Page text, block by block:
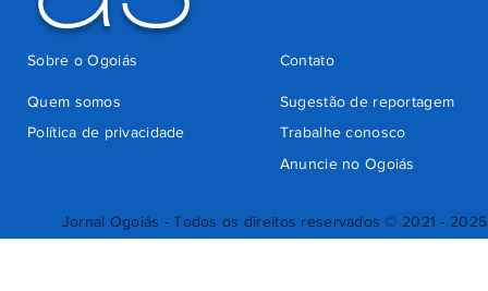
Jornal Ogoiás - Todos os direitos reservados © 2021 - 2025
Quem somos
Sugestão de reportagem
Trabalhe conosco
Política de privacidade
Anuncie no Ogoiás
Contato
Sobre o Ogoiás